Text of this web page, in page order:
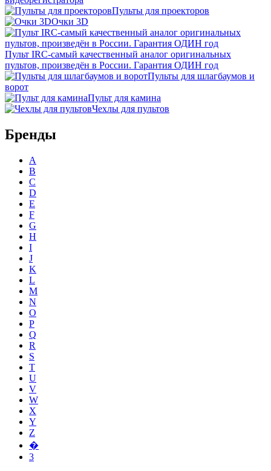
Пульты для проекторов
Очки 3D
Пульт IRC-самый качественный аналог оригинальных
пультов, произведён в России. Гарантия ОДИН год
Пульты для шлагбаумов и
ворот
Пульт для камина
Чехлы для пультов
Бренды
A
B
C
D
E
F
G
H
I
J
K
L
M
N
O
P
Q
R
S
T
U
V
W
X
Y
Z
�
3